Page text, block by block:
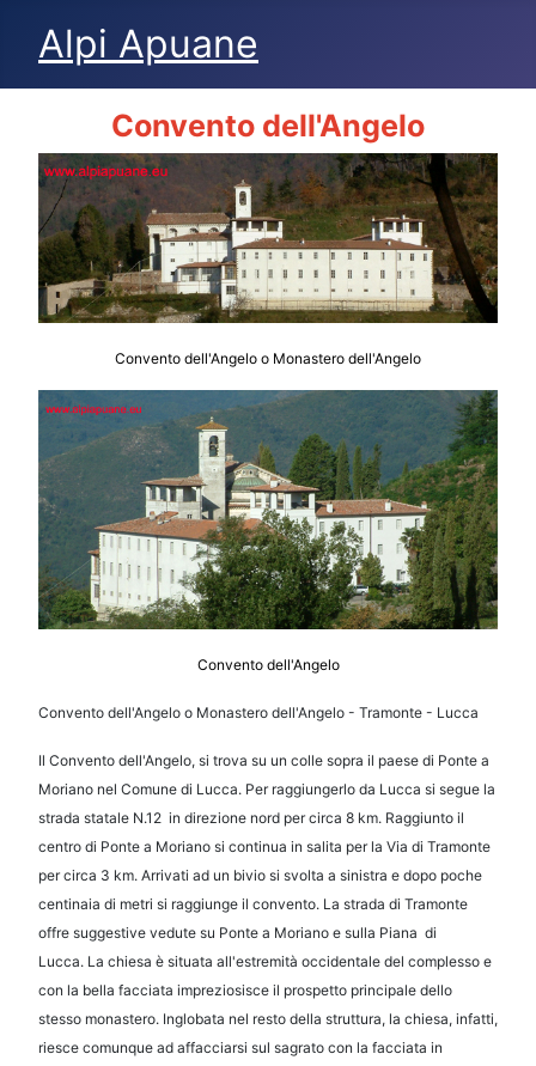
Alpi Apuane
Convento dell'Angelo
Convento dell'Angelo o Monastero dell'Angelo
Convento dell'Angelo
Convento dell'Angelo o Monastero dell'Angelo - Tramonte - Lucca
Il Convento dell'Angelo, si trova su un colle sopra il paese di Ponte a
Moriano nel Comune di Lucca. Per raggiungerlo da Lucca si segue la
strada statale N.12 in direzione nord per circa 8 km. Raggiunto il
centro di Ponte a Moriano si continua in salita per la Via di Tramonte
per circa 3 km. Arrivati ad un bivio si svolta a sinistra e dopo poche
centinaia di metri si raggiunge il convento. La strada di Tramonte
offre suggestive vedute su Ponte a Moriano e sulla Piana di
Lucca. La chiesa è situata all'estremità occidentale del complesso e
con la bella facciata impreziosisce il prospetto principale dello
stesso monastero. Inglobata nel resto della struttura, la chiesa, infatti,
riesce comunque ad affacciarsi sul sagrato con la facciata in